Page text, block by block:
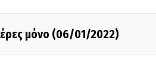
μόνο (06/01/2022)